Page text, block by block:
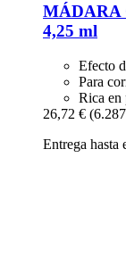
MÁDARA
4,25 ml
Efecto
Para
Rica en
26,72 €
Entrega hasta